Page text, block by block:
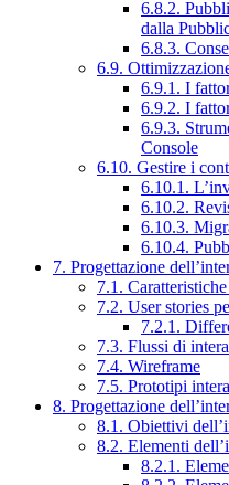
6.8.2.
dalla
6.8.3.
6.9.
6.9.1. I
6.9.2. I
6.9.3.
Console
6.10. Gestire i
6.10.1.
6.10.2.
6.10.3.
6.10.4.
7. Progettazione
7.1.
7.2. User stories
7.2.1.
7.3. Flussi di
7.4. Wireframe
7.5. Prototipi
8. Progettazione
8.1. Obiettivi
8.2. Elementi
8.2.1.